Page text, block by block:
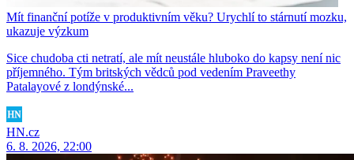
Mít finanční potíže v produktivním věku? Urychlí to stárnutí mozku,
ukazuje výzkum
Sice chudoba cti netratí, ale mít neustále hluboko do kapsy není nic
příjemného. Tým britských vědců pod vedením Praveethy
Patalayové z londýnské...
HN.cz
6. 8. 2026, 22:00